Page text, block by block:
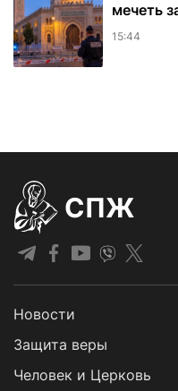
мечеть
15:44
СПЖ
Новости
Защита веры
Человек и Церковь